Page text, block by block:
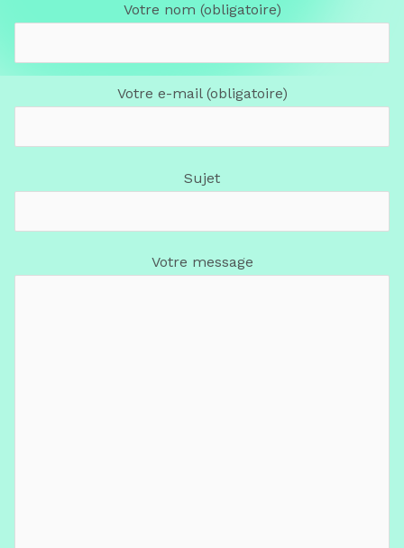
Votre nom (obligatoire)
Votre e-mail (obligatoire)
Sujet
Votre message